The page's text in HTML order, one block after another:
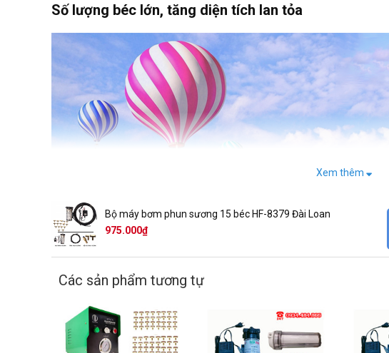
Số lượng béc lớn, tăng diện tích lan tỏa
Xem thêm
Bộ máy bơm phun sương 15 béc HF-8379 Đài Loan
975.000₫
Các sản phẩm tương tự